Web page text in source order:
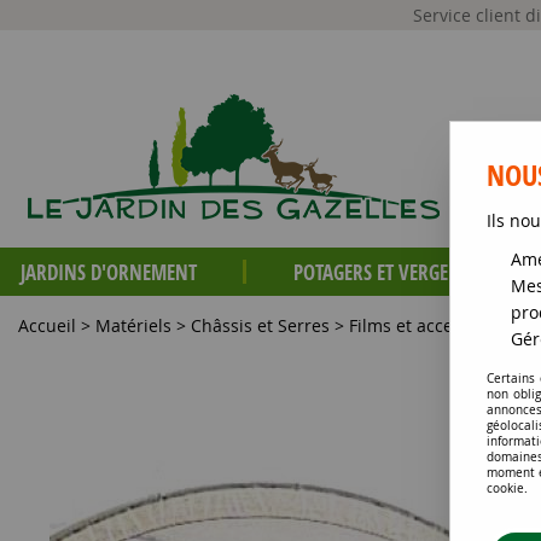
Service client
JARDINS D'ORNEMENT POTAGERS ET VERGERS
Accueil > Matériels > Châssis et Serres > Films et accessoires
Ils
Certains
non
moment
cookie.